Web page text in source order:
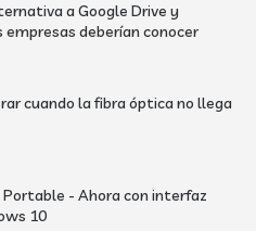
a Google Drive y
empresas deberían conocer
cuando la fibra óptica no llega
Portable - Ahora con interfaz
10